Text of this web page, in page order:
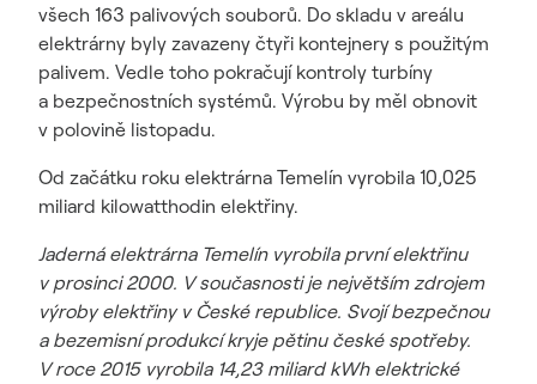
všech 163 palivových souborů. Do skladu v areálu
elektrárny byly zavazeny čtyři kontejnery s použitým
palivem. Vedle toho pokračují kontroly turbíny
a bezpečnostních systémů. Výrobu by měl obnovit
v polovině listopadu.
Od začátku roku elektrárna Temelín vyrobila 10,025
miliard kilowatthodin elektřiny.
Jaderná elektrárna Temelín vyrobila první elektřinu
v prosinci 2000. V současnosti je největším zdrojem
výroby elektřiny v České republice. Svojí bezpečnou
a bezemisní produkcí kryje pětinu české spotřeby.
V roce 2015 vyrobila 14,23 miliard kWh elektrické